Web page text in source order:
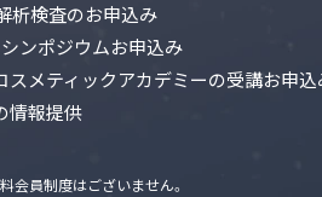
析検査のお申込み
シンポジウムお申込み
スメティックアカデミーの受講お申込
情報提供
会員制度はございません。